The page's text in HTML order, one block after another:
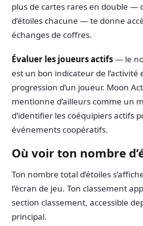
plus de cartes rares en double —
d’étoiles chacune — te donne
échanges de coffres.
Évaluer les joueurs actifs— le
est un bon indicateur de l’activité
progression d’un joueur. Moon
mentionne d’ailleurs comme un
d’identifier les coéquipiers actifs
événements coopératifs.
Où voir ton nombre
Ton nombre total d’étoiles
l’écran de jeu. Ton classement
section classement, accessible
principal.